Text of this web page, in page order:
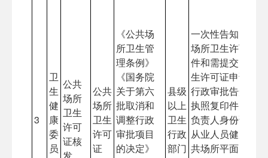
3
卫
生
健
康
委
员
公共
场所
卫生
许可
证核
公共
场所
卫生
许可
证
《公共场
所卫生管
理条例》
《国务院
关于第六
批取消和
调整行政
审批项目
的决定》
县级
以上
卫生
行政
部门
一次性告知申请
场所卫生许可证
件和需提交的材
生许可证申请表
行政审批告知承
执照复印件、法
负责人身份证明
从业人员健康合
共场所平面图和